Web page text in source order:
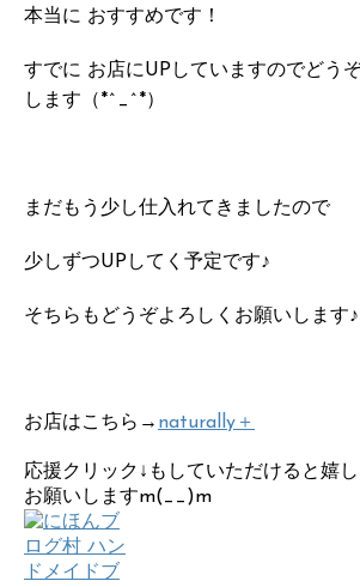
本当に おすすめです！
すでに お店にUPしていますのでどう
します（*^_^*）
まだもう少し仕入れてきましたので
少しずつUPしてく予定です♪
そちらもどうぞよろしくお願いします♪
お店はこちら→ naturally＋
応援クリック↓もしていただけると嬉し
お願いしますm(__)m